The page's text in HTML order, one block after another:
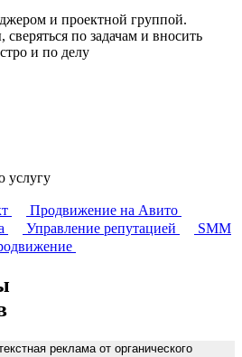
и проектной группой.
по задачам и вносить
и по делу
услугу
Продвижение на Авито
Управление репутацией
SMM
реклама от органического